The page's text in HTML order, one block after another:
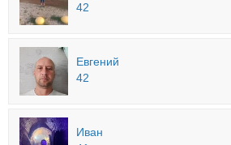
42
Евгений
42
Иван